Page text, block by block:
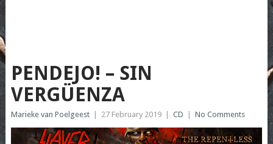
PENDEJO! – SIN
VERGÜENZA
Marieke van Poelgeest 27 February 2019 CD No Comments